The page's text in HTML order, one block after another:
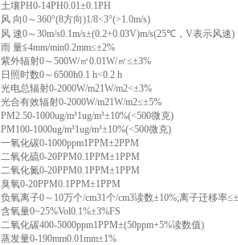
土壤PH0-14PH0.01±0.1PH
风 向0～360°(8方向)1/8<3°(>1.0m/s)
风 速0～30m/s0.1m/s±(0.2+0.03V)m/s(25℃，V表示风速)
雨 量≦4mm/min0.2mm≤±2%
紫外辐射0～500W/㎡0.01W/㎡≤±3%
日照时数0～6500h0.1 h<0.2 h
光电总辐射0-2000W/m21W/m2<±3%
光合有效辐射0-2000W/m21W/m2≤±5%
PM2.50-1000ug/m³1ug/m³±10%(<500微克)
PM100-1000ug/m³1ug/m³±10%(<500微克)
一氧化碳0-1000ppm1PPM±2PPM
二氧化硫0-20PPM0.1PPM±1PPM
二氧化氮0-20PPM0.1PPM±1PPM
臭氧0-20PPM0.1PPM±1PPM
负氧离子0～10万个/cm31个/cm3读数±10%;离子迁移率
含氧量0~25%Vol0.1%±3%FS
二氧化碳400-5000ppm1PPM±(50ppm+5%读数值)
蒸发量0-190mm0.01mm±1%